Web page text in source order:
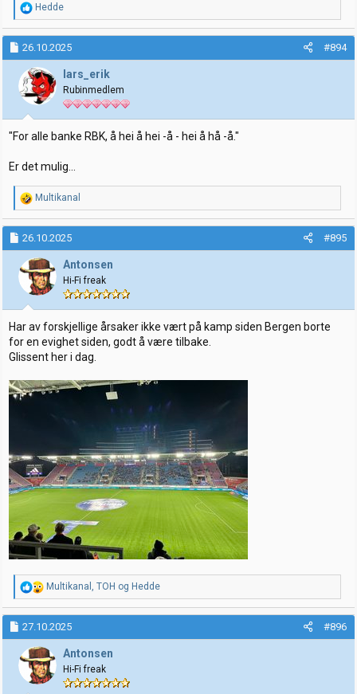
R
e
a
k
s
j
o
n
e
r
:
Hedde
26.10.2025 #894
lars_erik
Rubinmedlem
"For alle banke RBK, å hei å hei -å - hei å hå -å."
Er det mulig...
R
e
a
k
s
j
o
n
e
r
:
Multikanal
26.10.2025 #895
Antonsen
Hi-Fi freak
Har av forskjellige årsaker ikke vært på kamp siden Bergen borte
for en evighet siden, godt å være tilbake.
Glissent her i dag.
R
e
a
k
s
j
o
n
Multikanal , TOH og Hedde
27.10.2025 #896
Antonsen
Hi-Fi freak